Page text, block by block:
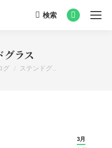
Search:
検索
Facebook
グラス
グ ステンドグ…
3月